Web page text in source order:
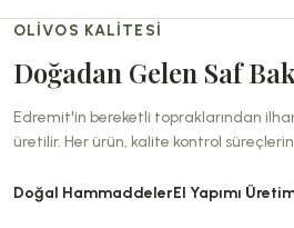
OLIVOS KALITESI
Doğadan Gelen Saf
Edremit'in bereketli topraklarından
üretilir. Her ürün, kalite kontrol
Doğal HammaddelerEl Yapımı